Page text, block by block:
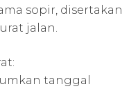
sopir, disertakan
jalan.
tanggal